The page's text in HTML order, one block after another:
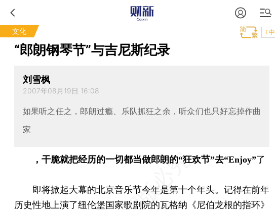
文化 T中
“郎朗钢琴节”与吉尼斯纪录
刘雪枫
2007年08月19日 16:08
如果听之任之，郎朗过瘾、乐队抓狂之余，听众们也只好忘掉作曲
家
，干脆就把经历的一切都当做郎朗的“狂欢节”去“Enjoy”了
即将掀起大幕的北京音乐节今年是第十个年头。记得在前年
历史性地上演了纽伦堡国家歌剧院的瓦格纳《尼伯龙根的指环》